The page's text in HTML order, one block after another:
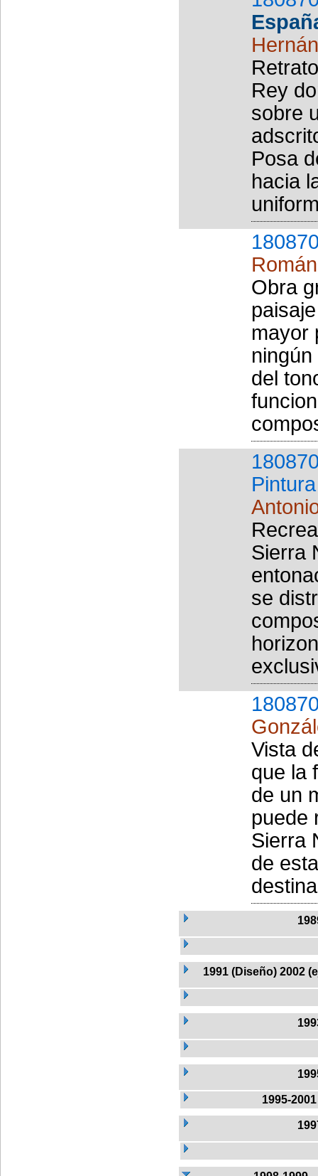
Rey
sobre
Posa
hacia
Obra
mayor
del
Pintura
Sierra
se
Vista
que la
de un
puede
Sierra
de
1991 (Diseño) 2002
1995-2001